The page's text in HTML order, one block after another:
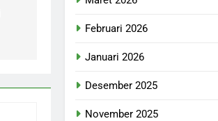
Februari 2026
Januari 2026
Desember 2025
November 2025